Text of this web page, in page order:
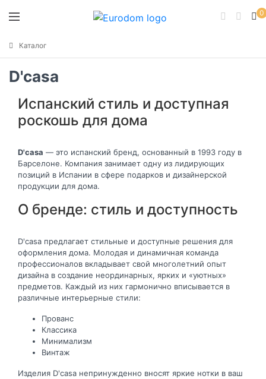
0
Каталог
D'casa
Испанский стиль и доступная
роскошь для дома
D'casa — это испанский бренд, основанный в 1993 году в
Барселоне. Компания занимает одну из лидирующих
позиций в Испании в сфере подарков и дизайнерской
продукции для дома.
О бренде: стиль и доступность
D'casa предлагает стильные и доступные решения для
оформления дома. Молодая и динамичная команда
профессионалов вкладывает свой многолетний опыт
дизайна в создание неординарных, ярких и «уютных»
предметов. Каждый из них гармонично вписывается в
различные интерьерные стили:
Прованс
Классика
Минимализм
Винтаж
Изделия D'casa непринужденно вносят яркие нотки в ваш